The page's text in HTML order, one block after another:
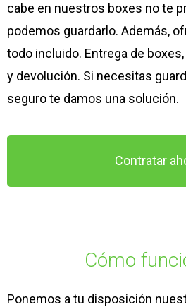
cabe en nuestros boxes no te
podemos guardarlo. Además,
todo incluido. Entrega de
y devolución. Si necesitas
seguro te damos una solución.
Contratar
Cómo
Ponemos a tu disposición